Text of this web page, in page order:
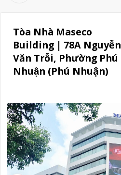
Tòa Nhà Maseco
Building | 78A Nguyễn
Văn Trỗi, Phường Phú
Nhuận (Phú Nhuận)